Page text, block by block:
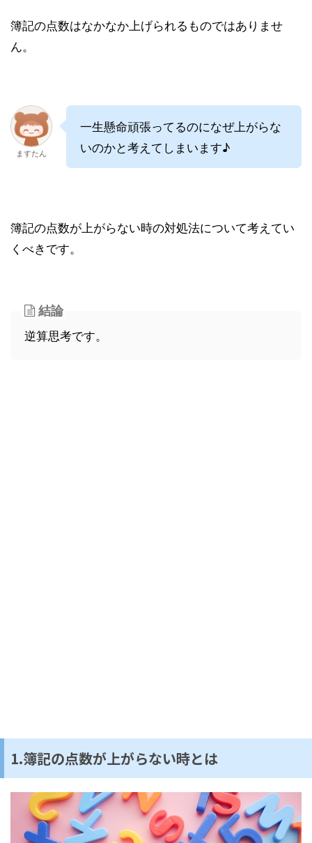
簿記の点数はなかなか上げられるものではありませ
ん。
ますたん
一生懸命頑張ってるのになぜ上がらな
いのかと考えてしまいます♪
簿記の点数が上がらない時の対処法について考えてい
くべきです。
結論
逆算思考です。
1.簿記の点数が上がらない時とは